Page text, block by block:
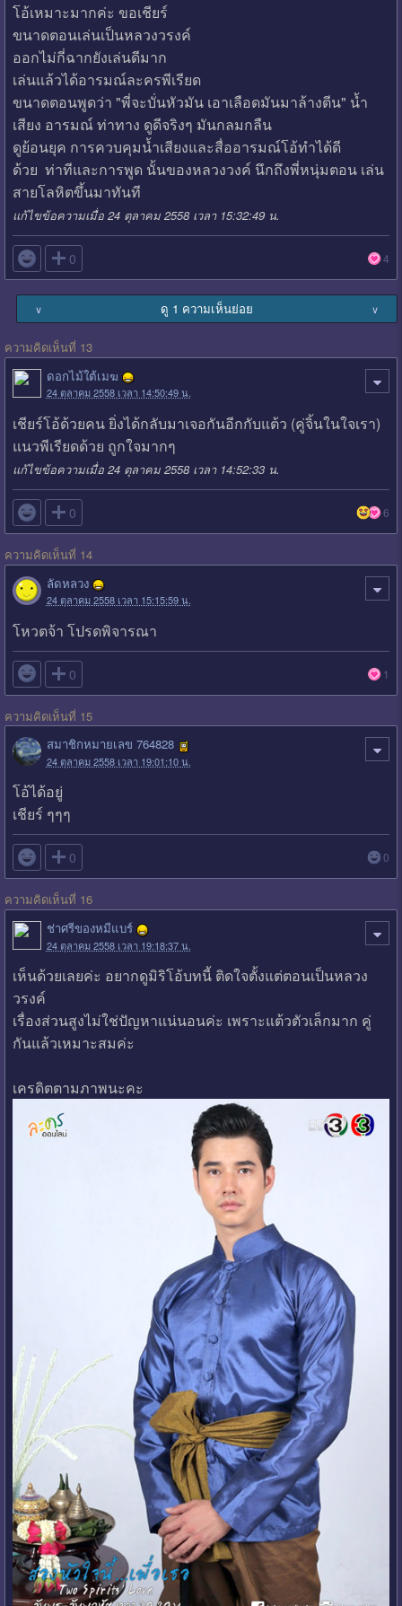
โอ้เหมาะมากค่ะ ขอเชียร์
ขนาดตอนเล่นเป็นหลวงวรงค์
ออกไม่กี่ฉากยังเล่นดีมาก
เล่นแล้วได้อารมณ์ละครพีเรียด
ขนาดตอนพูดว่า "พี่จะบั่นหัวมัน เอาเลือดมันมาล้างตีน" น้ำ
เสียง อารมณ์ ท่าทาง ดูดีจริงๆ มันกลมกลืน
ดูย้อนยุค การควบคุมน้ำเสียงและสื่ออารมณ์โอ้ทำได้ดี
ด้วย ท่าทีและการพูด นั้นของหลวงวงค์ นึกถึงพี่หนุ่มตอน เล่น
สายโลหิตขึ้นมาทันที
แก้ไขข้อความเมื่อ 24 ตุลาคม 2558 เวลา 15:32:49 น.
 0 4
∨ ดู 1 ความเห็นย่อย ∨
ความคิดเห็นที่ 13
ดอกไม้ใต้เมฆ
24 ตุลาคม 2558 เวลา 14:50:49 น.
เชียร์โอ้ด้วยคน ยิ่งได้กลับมาเจอกันอีกกับแต้ว (คู่จิ้นในใจเรา)
แนวพีเรียดด้วย ถูกใจมากๆ
แก้ไขข้อความเมื่อ 24 ตุลาคม 2558 เวลา 14:52:33 น.
 0 6
ความคิดเห็นที่ 14
ลัดหลวง
24 ตุลาคม 2558 เวลา 15:15:59 น.
โหวตจ้า โปรดพิจารณา
 0 1
ความคิดเห็นที่ 15
สมาชิกหมายเลข 764828
24 ตุลาคม 2558 เวลา 19:01:10 น.
โอ้ได้อยู่
เชียร์ ๆๆๆ
 0 0
ความคิดเห็นที่ 16
ช่าศรีของหมีแบร์
24 ตุลาคม 2558 เวลา 19:18:37 น.
เห็นด้วยเลยค่ะ อยากดูมิริโอ้บทนี้ ติดใจตั้งแต่ตอนเป็นหลวง
วรงค์
เรื่องส่วนสูงไม่ใช่ปัญหาแน่นอนค่ะ เพราะแต้วตัวเล็กมาก คู่
กันแล้วเหมาะสมค่ะ
เครดิตตามภาพนะคะ